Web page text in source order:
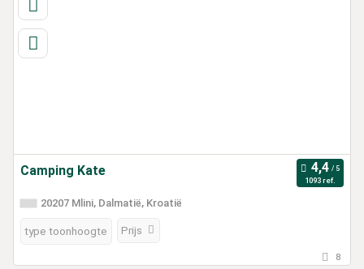
Camping Kate
1093 ref.
20207 Mlini, Dalmatië, Kroatië
type toonhoogte Prijs
8